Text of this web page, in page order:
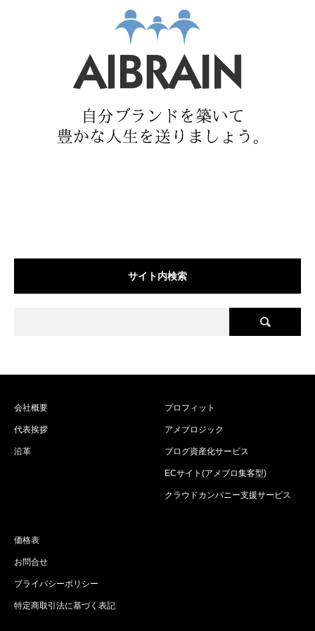
サイト内検索
会社概要
代表挨拶
沿革
プロフィット
アメブロジック
ブログ資産化サービス
ECサイト(アメブロ集客型)
クラウドカンパニー支援サービス
価格表
お問合せ
プライバシーポリシー
特定商取引法に基づく表記